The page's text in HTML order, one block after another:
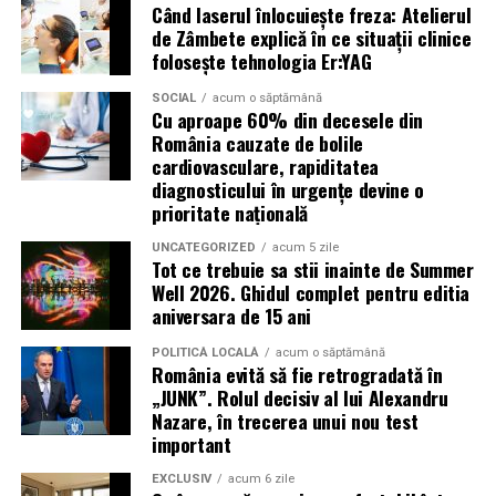
pierde o ofertă sau o oportunitate. Mesajele care anunță
ultimele bilete disponibile, acces limitat la o transmisie
sau câștigarea unui premiu pot determina utilizatorii să
reacționeze înainte de a verifica sursa.
Turneul se încheie pe 19 iulie, iar specialiștii anticipează
o intensificare a activității frauduloase în perioada
finalei. Printre cele mai utilizate pretexte se numără
transmisiunile pirat, biletele revândute, pariurile,
tombolele, concursurile și falsele oferte de călătorie.
Pentru a răspunde riscurilor tot mai complexe,
cyber_Folks a lansat la finalul lunii iunie robo_Folks,
primul asistent AI integrat într-un panou de hosting
din România. Acesta poate efectua, la cererea
utilizatorului, un audit al securității site-ului, care
include verificarea certificatelor SSL, a configurărilor
DNS și a sistemelor SPF, DKIM și DMARC utilizate
pentru protecția e-mailului împotriva uzurpării
Când laserul înlocuiește freza: Atelierul
de Zâmbete explică în ce situații clinice
folosește tehnologia Er:YAG
SOCIAL acum o săptămână
Cu aproape 60% din decesele din
România cauzate de bolile
cardiovasculare, rapiditatea
diagnosticului în urgențe devine o
prioritate națională
UNCATEGORIZED acum 5 zile
Tot ce trebuie sa stii inainte de Summer
Well 2026. Ghidul complet pentru editia
aniversara de 15 ani
POLITICĂ LOCALĂ acum o săptămână
România evită să fie retrogradată în
„JUNK”. Rolul decisiv al lui Alexandru
Nazare, în trecerea unui nou test
important
EXCLUSIV acum 6 zile